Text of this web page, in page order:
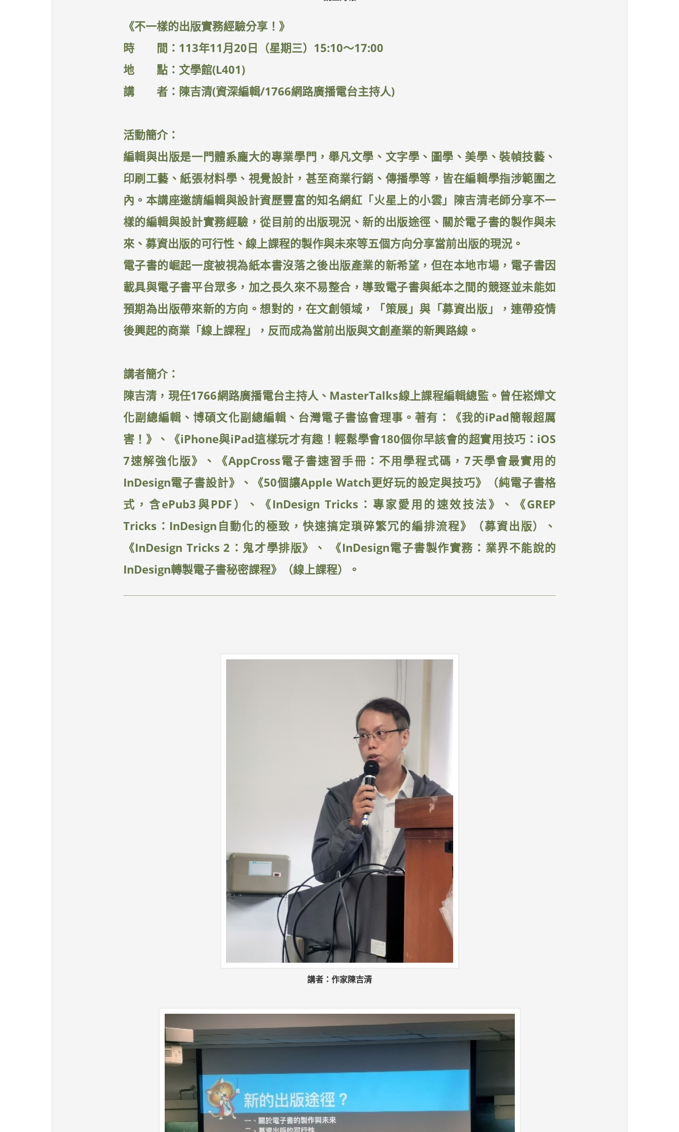
《不一樣的出版實務經驗分享！》
時 間：113年11月20日（星期三）15:10～17:00
地 點：文學館(L401)
講 者：陳吉清(資深編輯/1766網路廣播電台主持人)
活動簡介：
編輯與出版是一門體系龐大的專業學門，舉凡文學、文字學、圖學、美學、裝幀技藝、
印刷工藝、紙張材料學、視覺設計，甚至商業行銷、傳播學等，皆在編輯學指涉範圍之
內。本講座邀請編輯與設計資歷豐富的知名網紅「火星上的小雲」陳吉清老師分享不一
樣的編輯與設計實務經驗，從目前的出版現況、新的出版途徑、關於電子書的製作與未
來、募資出版的可行性、線上課程的製作與未來等五個方向分享當前出版的現況。
電子書的崛起一度被視為紙本書沒落之後出版產業的新希望，但在本地市場，電子書因
載具與電子書平台眾多，加之長久來不易整合，導致電子書與紙本之間的競逐並未能如
預期為出版帶來新的方向。想對的，在文創領域，「策展」與「募資出版」，連帶疫情
後興起的商業「線上課程」，反而成為當前出版與文創產業的新興路線。
講者簡介：
陳吉清，現任1766網路廣播電台主持人、MasterTalks線上課程編輯總監。曾任崧燁文
化副總編輯、博碩文化副總編輯、台灣電子書協會理事。著有：《我的iPad簡報超厲
害！》、《iPhone與iPad這樣玩才有趣！輕鬆學會180個你早該會的超實用技巧：iOS
7速解強化版》、《AppCross電子書速習手冊：不用學程式碼，7天學會最實用的
InDesign電子書設計》、《50個讓Apple Watch更好玩的設定與技巧》（純電子書格
式，含ePub3與PDF）、《InDesign Tricks：專家愛用的速效技法》、《GREP
Tricks：InDesign自動化的極致，快速搞定瑣碎繁冗的編排流程》（募資出版）、
《InDesign Tricks 2：鬼才學排版》、 《InDesign電子書製作實務：業界不能說的
InDesign轉製電子書秘密課程》（線上課程）。
講者：作家陳吉清